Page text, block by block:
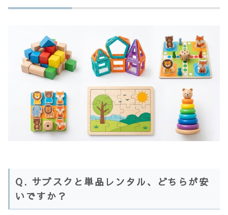
Q. サブスクと単品レンタル、どちらが安
いですか？